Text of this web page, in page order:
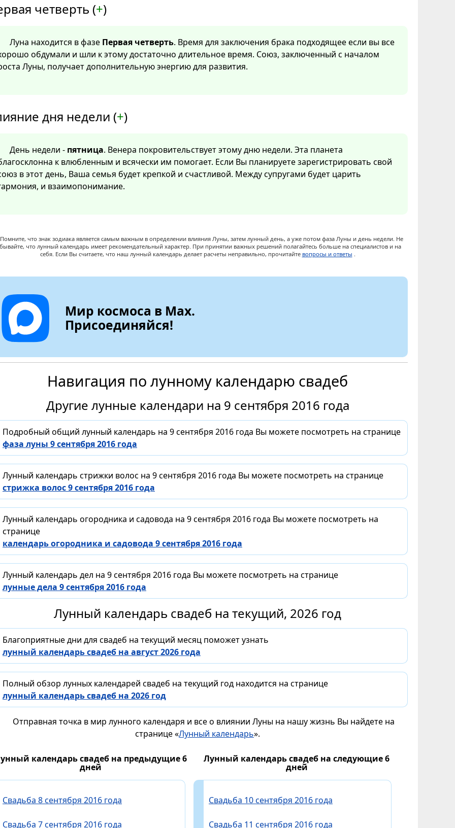
четверть (+)
Луна находится в фазе Первая четверть. Время для заключения брака подходящее если вы все
обдумали и шли к этому достаточно длительное время. Союз, заключенный с началом
Луны, получает дополнительную энергию для развития.
дня недели (+)
День недели - пятница. Венера покровительствует этому дню недели. Эта планета
к влюбленным и всячески им помогает. Если Вы планируете зарегистрировать свой
в этот день, Ваша семья будет крепкой и счастливой. Между супругами будет царить
и взаимопонимание.
Помните, что знак зодиака является самым важным в определении влияния Луны, затем лунный день, а уже потом фаза Луны и день недели. Не
что лунный календарь имеет рекомендательный характер. При принятии важных решений полагайтесь больше на специалистов и на
себя. Если Вы считаете, что наш лунный календарь делает расчеты неправильно, прочитайте вопросы и ответы .
Мир космоса в Max.
Присоединяйся!
Навигация по лунному календарю свадеб
Другие лунные календари на 9 сентября 2016 года
Подробный общий лунный календарь на 9 сентября 2016 года Вы можете посмотреть на странице
фаза луны 9 сентября 2016 года
Лунный календарь стрижки волос на 9 сентября 2016 года Вы можете посмотреть на странице
стрижка волос 9 сентября 2016 года
Лунный календарь огородника и садовода на 9 сентября 2016 года Вы можете посмотреть на
странице
календарь огородника и садовода 9 сентября 2016 года
Лунный календарь дел на 9 сентября 2016 года Вы можете посмотреть на странице
лунные дела 9 сентября 2016 года
Лунный календарь свадеб на текущий, 2026 год
Благоприятные дни для свадеб на текущий месяц поможет узнать
лунный календарь свадеб на август 2026 года
Полный обзор лунных календарей свадеб на текущий год находится на странице
лунный календарь свадеб на 2026 год
Отправная точка в мир лунного календаря и все о влиянии Луны на нашу жизнь Вы найдете на
странице «Лунный календарь».
календарь свадеб на предыдущие 6
дней
Свадьба 8 сентября 2016 года
Свадьба 7 сентября 2016 года
Лунный календарь свадеб на следующие 6
дней
Свадьба 10 сентября 2016 года
Свадьба 11 сентября 2016 года